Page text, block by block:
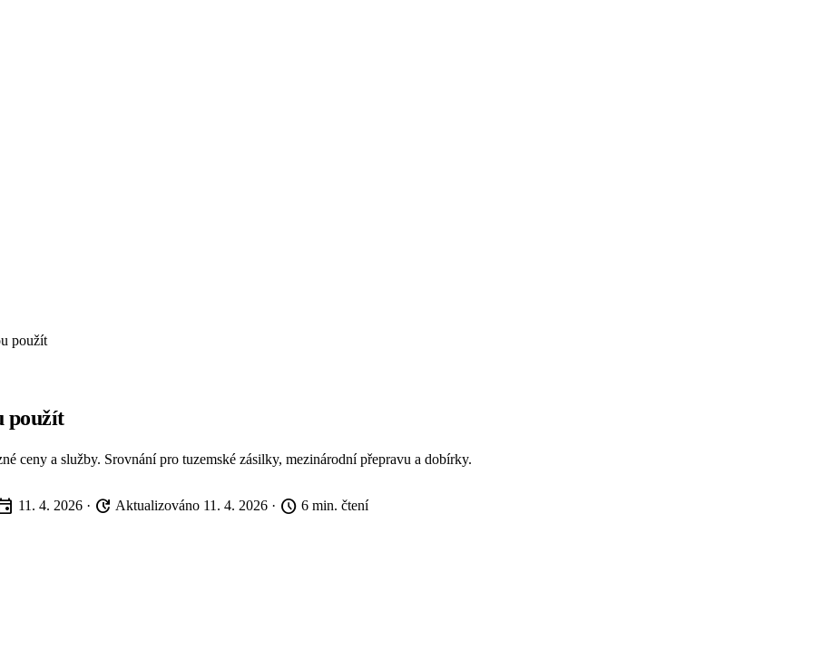
použít
použít
ceny a služby. Srovnání pro tuzemské zásilky, mezinárodní přepravu a dobírky.
11. 4. 2026 · update Aktualizováno 11. 4. 2026 · schedule 6 min. čtení